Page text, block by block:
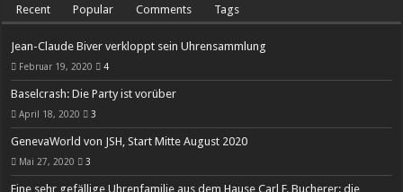
Recent Popular Comments Tags
Jean-Claude Biver verkloppt sein Uhrensammlung
Februar 19, 2020 4
Baselcrash: Die Party ist vorüber
April 18, 2020 3
GenevaWorld von JSH, Start Mitte August 2020
Mai 27, 2020 3
Eine sehr gefällige Uhrenfamilie aus dem Hause Carl F. Bucherer: die